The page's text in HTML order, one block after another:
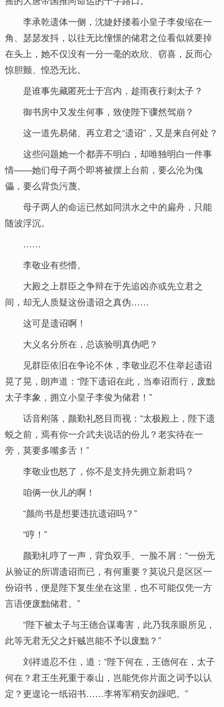
李承乾遗体一侧，沈婕妤搂着小皇子李俊缩在一
角、瑟瑟发抖，以往无比憧憬的储君之位看似就要掉
在头上，她不仅没有一分一毫的欢欣、窃喜，反而心
惊胆颤、惶恐无比。
是谁事先藏匿死士于宫内，趁雨夜行刺太子？
御书房中又发生何事，致使陛下骤然驾崩？
这一道先易储、再立君之“遗诏”，又是来自何处？
这些问题她一个都弄不明白，却唯独明白一件事
情——她们母子两个即将被摆上台前，要么沦为傀
儡，要么背负污蔑。
母子两人的命运已然如同洪水之中的扁舟，只能
随波浮沉。
……
李敬业有些懵。
大殿之上群臣之争辩在于先追凶亦或先立君之
间，却无人质疑这份遗诏之真伪……
这可是遗诏啊！
大义名分所在，总该验明真伪吧？
见群臣依旧在争论不休，李敬业忍不住举起遗诏
晃了晃，朗声道：“陛下遗诏在此，当奉诏而行，废黜
太子李象，拥立小皇子李俊为储君！”
话音刚落，颜勤礼怒目而视：“太极殿上，陛下遗
蜕之前，焉有你一介武夫说话的份儿？老实待在一
旁，莫要多嘴多舌！”
李敬业也怒了，你不是支持先拥立新君吗？
咱俩一伙儿的啊！
“颜尚书是想要违抗遗诏吗？”
“哼！”
颜勤礼哼了一声，背负双手、一脸不屑：“一份无
从验证的所谓遗诏而已，有何重要？莫说只是区区一
份诏书，便是陛下复生坐在这里，也不可能仅凭一方
言语便废黜储君。”
“陛下被太子与王德合谋毒害，此乃我亲眼所见，
此等无君无父之奸贼岂能不予以废黜？”
刘祥道忍不住，道：“陛下何在，王德何在，太子
何在？君王生死重于泰山，岂能凭你片面之词予以认
定？更遑论一纸诏书……李将军稍安勿躁吧。”